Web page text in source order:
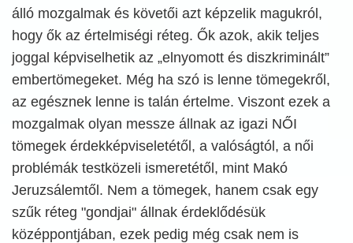
álló mozgalmak és követői azt képzelik magukról,
hogy ők az értelmiségi réteg. Ők azok, akik teljes
joggal képviselhetik az „elnyomott és diszkriminált”
embertömegeket. Még ha szó is lenne tömegekről,
az egésznek lenne is talán értelme. Viszont ezek a
mozgalmak olyan messze állnak az igazi NŐI
tömegek érdekképviseletétől, a valóságtól, a női
problémák testközeli ismeretétől, mint Makó
Jeruzsálemtől. Nem a tömegek, hanem csak egy
szűk réteg "gondjai" állnak érdeklődésük
középpontjában, ezek pedig még csak nem is